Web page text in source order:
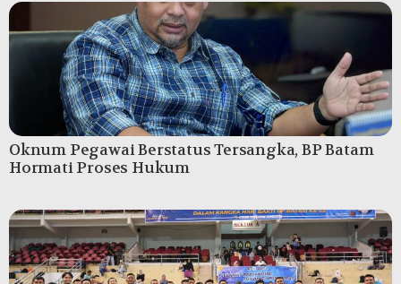
Oknum Pegawai Berstatus Tersangka, BP Batam
Hormati Proses Hukum